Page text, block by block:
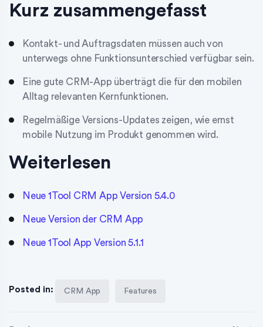
Kurz zusammengefasst
Kontakt- und Auftragsdaten müssen auch von
unterwegs ohne Funktionsunterschied verfügbar sein.
Eine gute CRM-App überträgt die für den mobilen
Alltag relevanten Kernfunktionen.
Regelmäßige Versions-Updates zeigen, wie ernst
mobile Nutzung im Produkt genommen wird.
Weiterlesen
Neue 1Tool CRM App Version 5.4.0
Neue Version der CRM App
Neue 1Tool App Version 5.1.1
Posted in: CRM App Features